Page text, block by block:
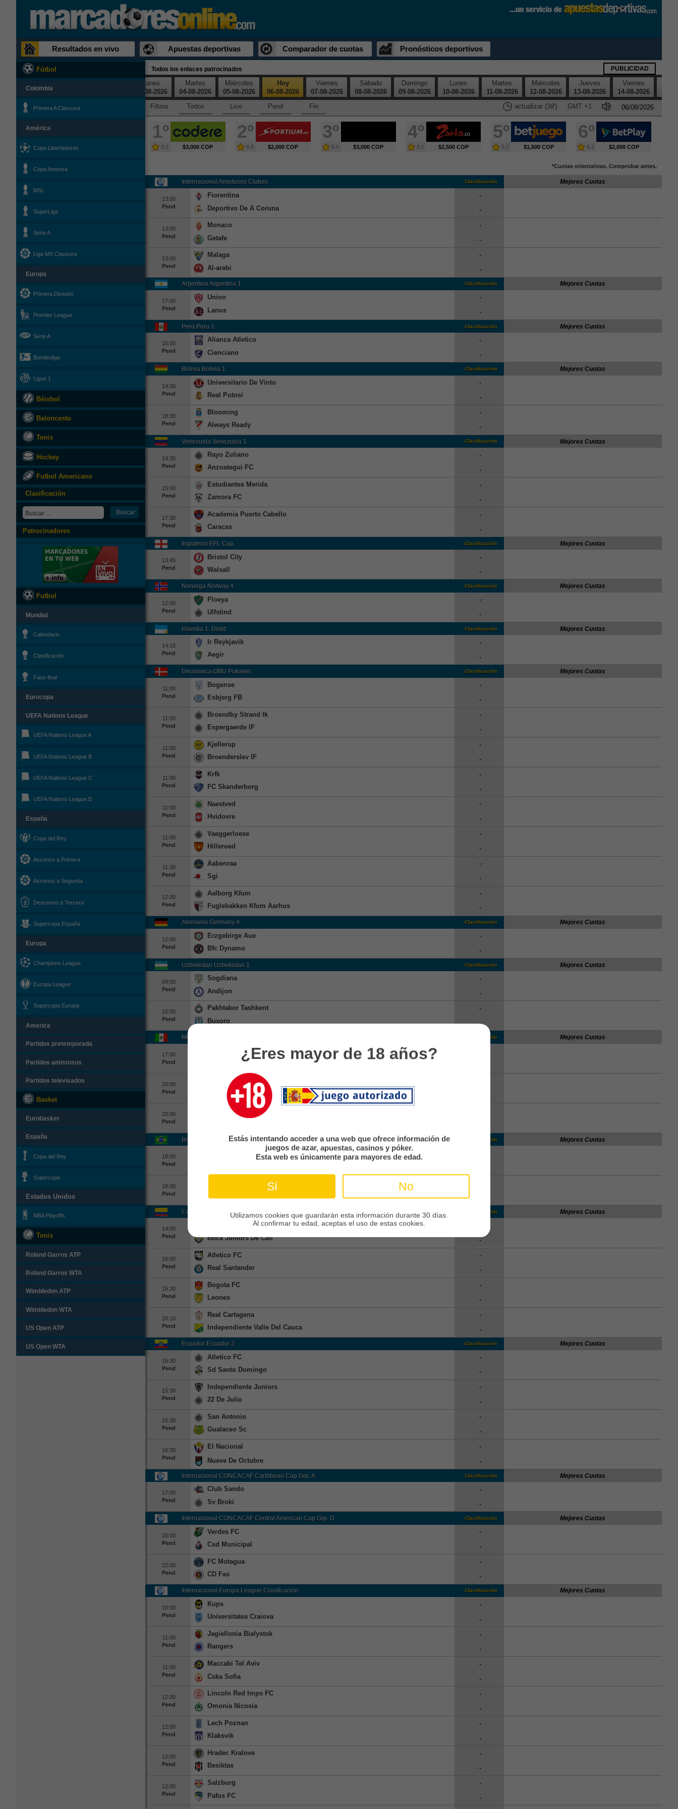
Resultados en vivo Apuestas deportivas Comparador de cuotas Pronósticos deportivos
Fútbol
Colombia
Primera A Clausura
América
Copa Libertadores
Copa America
MSL
SuperLiga
Serie A
Liga MX Clausura
Europa
Primera División
Premier League
Serie A
Bundesliga
Ligue 1
Béisbol
Baloncesto
Tenis
Hockey
Futbol Americano
Clasificación
Patrocinadores
Futbol
Mundial
Calendario
Clasificación
Fase final
Eurocopa
UEFA Nations League
UEFA Nations League A
UEFA Nations League B
UEFA Nations League C
UEFA Nations League D
España
Copa del Rey
Ascenso a Primera
Ascenso a Segunda
Descenso a Tercera
Supercopa España
Europa
Champions League
Europa League
Supercopa Europa
America
Partidos pretemporada
Partidos amistosos
Partidos televisados
Basket
Eurobasket
España
Copa del Rey
Supercopa
Estados Unidos
NBA Playoffs
Tenis
Roland Garros ATP
Roland Garros WTA
Wimbledon ATP
Wimbledon WTA
US Open ATP
US Open WTA
Todos los enlaces patrocinados PUBLICIDAD
31-07-2026
01-08-2026
Lunes
03-08-2026
Martes
04-08-2026
Miércoles
05-08-2026
Hoy
06-08-2026
Viernes
07-08-2026
Sábado
08-08-2026
Domingo
09-08-2026
Lunes
10-08-2026
Martes
11-08-2026
Miércoles
12-08-2026
Jueves
13-08-2026
Viernes
14-08-2026
Filtros
Todos Live Pend Fin GMT +1
actualizar (38')
1º
9.2 $3,000 COP
2º
8.9 $2,000 COP
3º
8.6 $3,000 COP
4º
8.5 $2,500 COP
5º
8.3 $1,500 COP
6º
8.2 $2,000 COP
*Cuotas orientativas. Comprobar antes.
Internacional Amistosos Clubes Mejores Cuotas
Clasificación
13:00
Pend
Fiorentina
Deportivo De A Coruna
-
-
13:00
Pend
Monaco
Getafe
-
-
13:00
Pend
Malaga
Al-arabi
-
-
Argentina Argentina 1 Mejores Cuotas
Clasificación
17:00
Pend
Union
Lanus
-
-
Perú Peru 1 Mejores Cuotas
Clasificación
15:00
Pend
Alianza Atletico
Cienciano
-
-
Bolivia Bolivia 1 Mejores Cuotas
Clasificación
14:00
Pend
Universitario De Vinto
Real Potosi
-
-
18:30
Pend
Blooming
Always Ready
-
-
Venezuela Venezuela 1 Mejores Cuotas
Clasificación
14:30
Pend
Rayo Zuliano
Anzoategui FC
-
-
15:00
Pend
Estudiantes Merida
Zamora FC
-
-
17:30
Pend
Academia Puerto Cabello
Caracas
-
-
Inglaterra EFL Cup Mejores Cuotas
Clasificación
13:45
Pend
Bristol City
Walsall
-
-
Noruega Norway 4 Mejores Cuotas
Clasificación
12:00
Pend
Floeya
Ulfstind
-
-
Islandia 1. Deild Mejores Cuotas
Clasificación
14:15
Pend
Ir Reykjavik
Aegir
-
-
Dinamarca DBU Pokalen Mejores Cuotas
Clasificación
11:00
Pend
Bogense
Esbjerg FB
-
-
11:00
Pend
Broendby Strand Ik
Espergaerde IF
-
-
11:00
Pend
Kjellerup
Broenderslev IF
-
-
11:00
Pend
Krfk
FC Skanderborg
-
-
11:00
Pend
Naestved
Hvidovre
-
-
11:00
Pend
Vaeggerloese
Hilleroed
-
-
11:30
Pend
Aabenraa
Sgi
-
-
12:00
Pend
Aalborg Kfum
Fuglebakken Kfum Aarhus
-
-
Alemania Germany 4 Mejores Cuotas
Clasificación
12:00
Pend
Erzgebirge Aue
Bfc Dynamo
-
-
Uzbekistan Uzbekistan 1 Mejores Cuotas
Clasificación
09:00
Pend
Sogdiana
Andijon
-
-
10:00
Pend
Pakhtakor Tashkent
Buxoro
-
-
México Mexico 2 Mejores Cuotas
Clasificación
17:00
Pend
Alebrijes Oaxaca
20:00
Pend
Dorados
Mineros De Zacatecas
20:00
Pend
Leones Negros
Brasil Copa Mejores Cuotas
Clasificación
18:00
Pend
18:00
Pend
Internacional
Colombia Colombia 2 Mejores Cuotas
Clasificación
14:00
Pend
Real CUndinamarca
Boca Juniors De Cali
-
16:00
Pend
Atletico FC
Real Santander
-
-
16:30
Pend
Bogota FC
Leones
-
-
20:10
Pend
Real Cartagena
Independiente Valle Del Cauca
-
-
Ecuador Ecuador 2 Mejores Cuotas
Clasificación
15:30
Pend
Atletico FC
Sd Santo Domingo
-
-
15:30
Pend
Independiente Juniors
22 De Julio
-
-
15:30
Pend
San Antonio
Gualaceo Sc
-
-
16:30
Pend
El Nacional
Nueve De Octubre
-
-
Internacional CONCACAF Caribbean Cup Grp. A Mejores Cuotas
Clasificación
17:00
Pend
Club Sando
Sv Broki
-
-
Internacional CONCACAF Central American Cup Grp. D Mejores Cuotas
Clasificación
20:00
Pend
Verdes FC
Csd Municipal
-
-
22:00
Pend
FC Motagua
CD Fas
-
-
Internacional Europa League Clasificación Mejores Cuotas
Clasificación
10:00
Pend
Kups
Universitatea Craiova
-
-
11:00
Pend
Jagiellonia Bialystok
Rangers
-
-
11:00
Pend
Maccabi Tel Aviv
Cska Sofia
-
-
12:00
Pend
Lincoln Red Imps FC
Omonia Nicosia
-
-
12:00
Pend
Lech Poznan
Klaksvik
-
-
12:00
Pend
Hradec Kralove
Besiktas
-
-
12:00
Pend
Salzburg
Pafos FC
-
-
¿Eres mayor de 18 años?
Estás intentando acceder a una web que ofrece información de
juegos de azar, apuestas, casinos y póker.
Esta web es únicamente para mayores de edad.
Sí No
Utilizamos cookies que guardarán esta información durante 30 días.
Al confirmar tu edad, aceptas el uso de estas cookies.